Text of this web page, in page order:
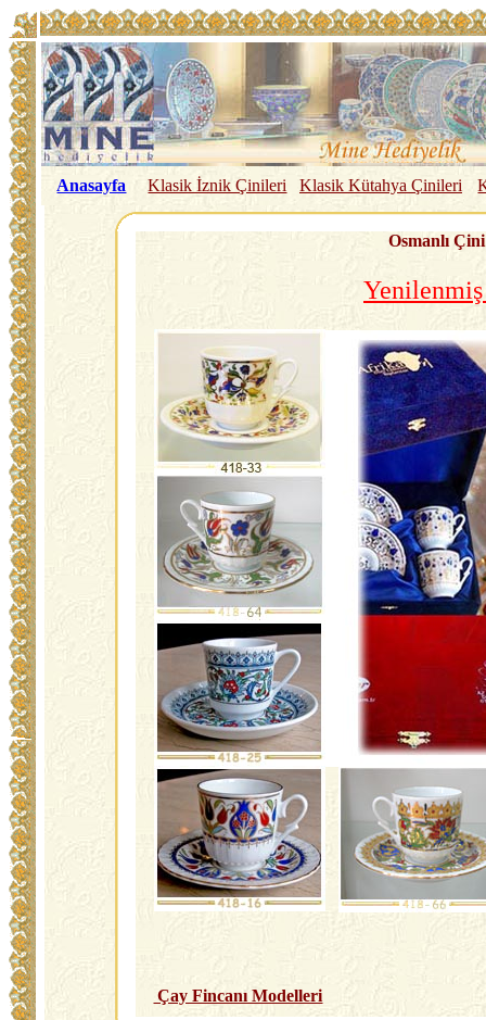
Anasayfa Klasik İznik Çinileri Klasik Kütahya Çinileri
Osmanlı
Yenilenmiş
Çay Fincanı Modelleri